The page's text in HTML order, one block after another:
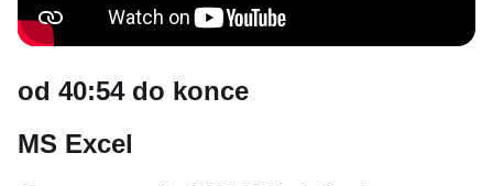
od 40:54 do konce
MS Excel